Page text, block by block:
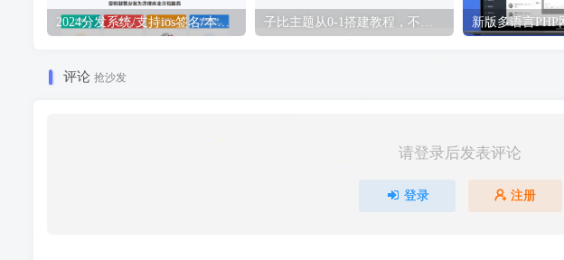
2024分发系统/支持ios签名/本地签名/仿第八区/支持上传EXE/免签封装
评论 抢沙发
请登录后发表评论
登录 注册